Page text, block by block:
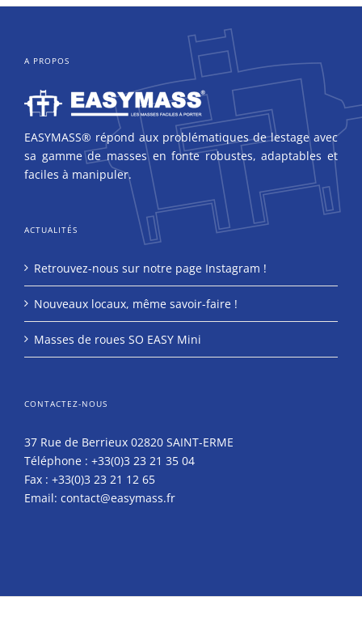
A PROPOS
EASYMASS® répond aux problématiques de lestage avec
sa gamme de masses en fonte robustes, adaptables et
faciles à manipuler.
ACTUALITÉS
Retrouvez-nous sur notre page Instagram !
Nouveaux locaux, même savoir-faire !
Masses de roues SO EASY Mini
CONTACTEZ-NOUS
37 Rue de Berrieux 02820 SAINT-ERME
Téléphone : +33(0)3 23 21 35 04
Fax : +33(0)3 23 21 12 65
Email: contact@easymass.fr